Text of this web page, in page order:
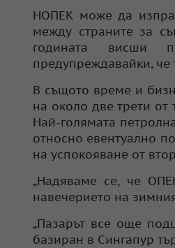
НОПЕК може да
между страните за
годината висши
предупреждавайки,
В същото време и
на около две трети от
Най-голямата
относно евентуално
на успокояване от
„Надяваме се, че
навечерието на
„Пазарът все още
базиран в Сингапур